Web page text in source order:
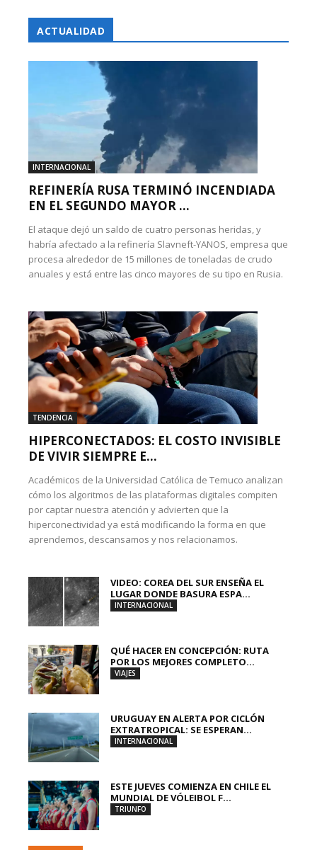
ACTUALIDAD
INTERNACIONAL
REFINERÍA RUSA TERMINÓ INCENDIADA
EN EL SEGUNDO MAYOR ...
El ataque dejó un saldo de cuatro personas heridas, y
habría afectado a la refinería Slavneft-YANOS, empresa que
procesa alrededor de 15 millones de toneladas de crudo
anuales y está entre las cinco mayores de su tipo en Rusia.
TENDENCIA
HIPERCONECTADOS: EL COSTO INVISIBLE
DE VIVIR SIEMPRE E...
Académicos de la Universidad Católica de Temuco analizan
cómo los algoritmos de las plataformas digitales compiten
por captar nuestra atención y advierten que la
hiperconectividad ya está modificando la forma en que
aprendemos, descansamos y nos relacionamos.
VIDEO: COREA DEL SUR ENSEÑA EL
LUGAR DONDE BASURA ESPA...
INTERNACIONAL
QUÉ HACER EN CONCEPCIÓN: RUTA
POR LOS MEJORES COMPLETO...
VIAJES
URUGUAY EN ALERTA POR CICLÓN
EXTRATROPICAL: SE ESPERAN...
INTERNACIONAL
ESTE JUEVES COMIENZA EN CHILE EL
MUNDIAL DE VÓLEIBOL F...
TRIUNFO